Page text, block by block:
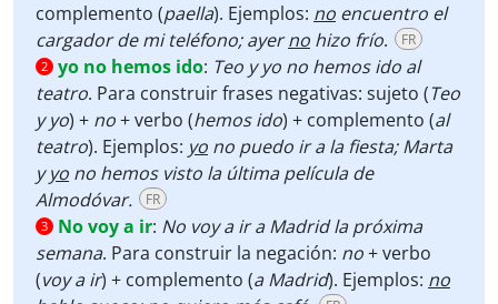
complemento (paella). Ejemplos: no encuentro el
cargador de mi teléfono; ayerno hizo frío. FR
2 yo no hemos ido: Teo y yo no hemos ido al
teatro. Para construir frases negativas: sujeto (Teo
y yo) + no+ verbo (hemos ido) + complemento (al
teatro). Ejemplos: yo no puedo ir a la fiesta; Marta
yyo no hemos visto la última película de
Almodóvar.
FR
3 No voy a ir: No voy a ir a Madrid la próxima
semana. Para construir la negación: no+ verbo
(voy a ir) + complemento (a Madrid). Ejemplos: no